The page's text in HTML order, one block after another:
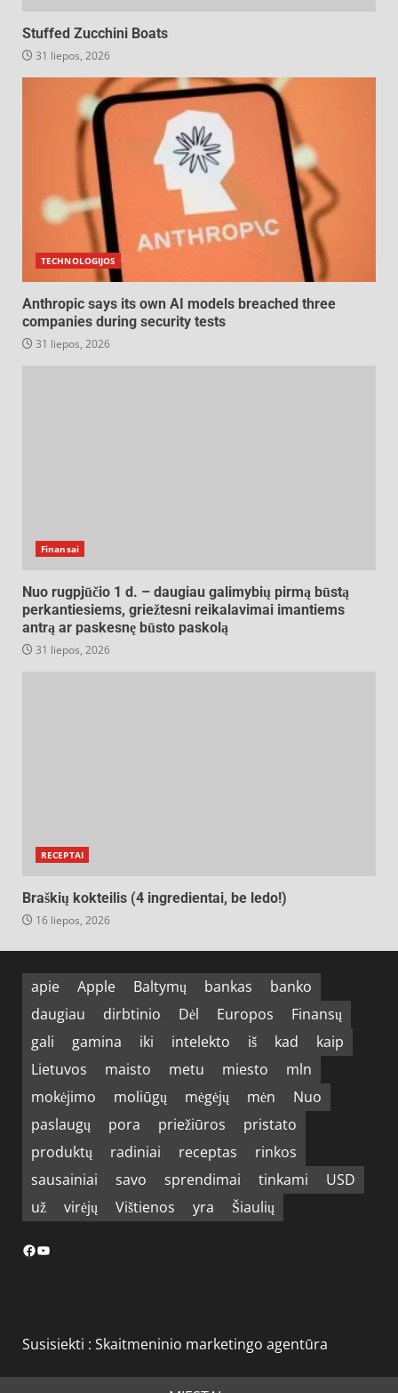
Stuffed Zucchini Boats
31 liepos, 2026
TECHNOLOGIJOS
Anthropic says its own AI models breached three
companies during security tests
31 liepos, 2026
Finansai
Nuo rugpjūčio 1 d. – daugiau galimybių pirmą būstą
perkantiesiems, griežtesni reikalavimai imantiems
antrą ar paskesnę būsto paskolą
31 liepos, 2026
RECEPTAI
Braškių kokteilis (4 ingredientai, be ledo!)
16 liepos, 2026
apie Apple Baltymų bankas
banko
daugiau
dirbtinio Dėl Europos
Finansų
gali
gamina iki intelekto iš kad
kaip
Lietuvos
maisto metu miesto
mln
mokėjimo
moliūgų mėgėjų mėn
Nuo
paslaugų
pora priežiūros
pristato
produktų
radiniai receptas
rinkos
sausainiai
savo sprendimai tinkami
USD
už
virėjų Vištienos yra Šiaulių
Facebook
YouTube
Susisiekti : Skaitmeninio marketingo agentūra